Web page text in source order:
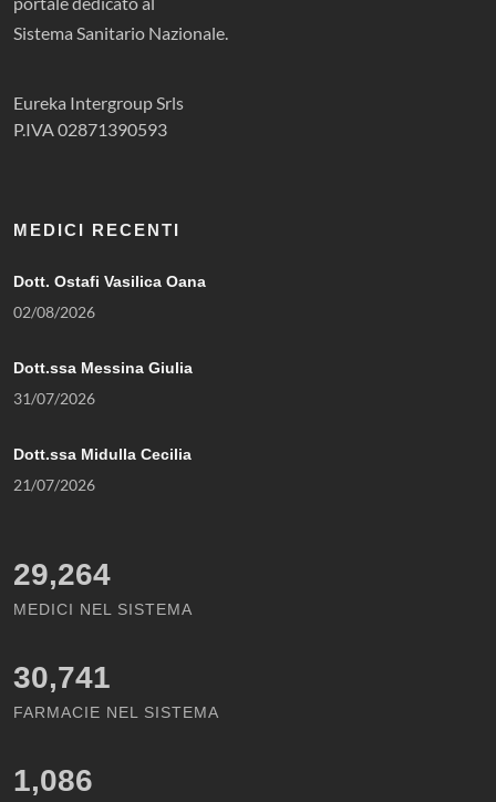
Sistema Sanitario Nazionale.
Eureka Intergroup Srls
P.IVA 02871390593
MEDICI RECENTI
Dott. Ostafi Vasilica Oana
02/08/2026
Dott.ssa Messina Giulia
31/07/2026
Dott.ssa Midulla Cecilia
21/07/2026
29,264
MEDICI NEL SISTEMA
30,741
FARMACIE NEL SISTEMA
1,086